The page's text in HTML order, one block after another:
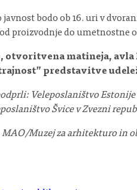
bodo ob 16. uri v
proizvodnje do umetnostne
otvoritvena matineja,
trajnost” predstavitve
Veleposlaništvo
Švice v Zvezni
Muzej za arhitekturo in